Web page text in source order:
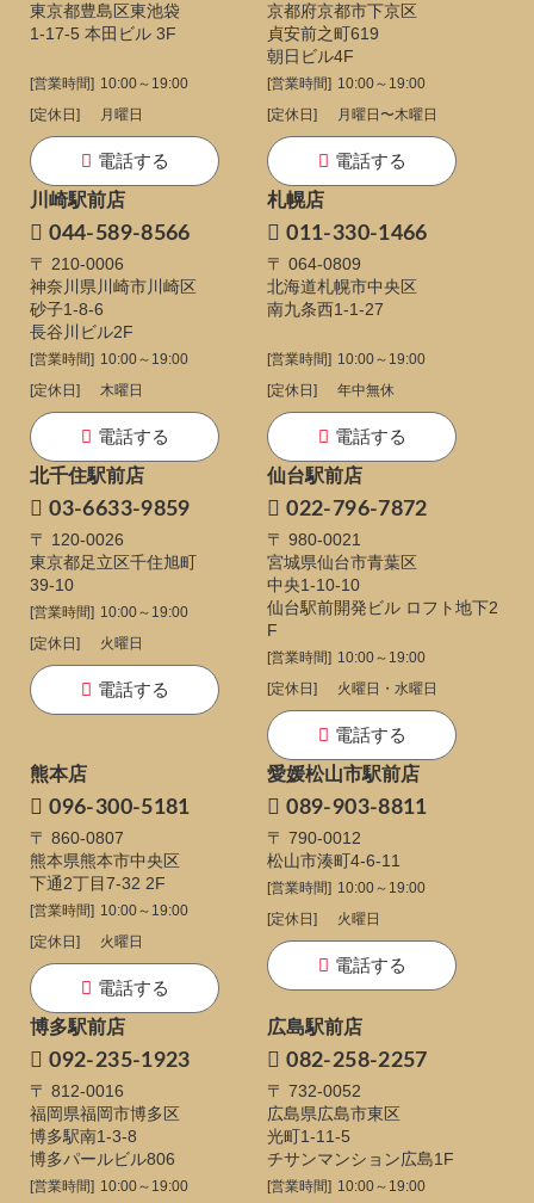
東京都豊島区東池袋
1-17-5 本田ビル 3F
[営業時間] 10:00～19:00
[定休日]
月曜日
電話する
京都府京都市下京区
貞安前之町619
朝日ビル4F
[営業時間] 10:00～19:00
[定休日]
月曜日〜木曜日
電話する
川崎駅前店
044-589-8566
〒 210-0006
神奈川県川崎市川崎区
砂子1-8-6
長谷川ビル2F
[営業時間] 10:00～19:00
[定休日]
木曜日
電話する
札幌店
011-330-1466
〒 064-0809
北海道札幌市中央区
南九条西1-1-27
[営業時間] 10:00～19:00
[定休日]
年中無休
電話する
北千住駅前店
03-6633-9859
〒 120-0026
東京都足立区千住旭町
39-10
[営業時間] 10:00～19:00
[定休日]
火曜日
電話する
仙台駅前店
022-796-7872
〒 980-0021
宮城県仙台市青葉区
中央1-10-10
仙台駅前開発ビル ロフト地下2
F
[営業時間] 10:00～19:00
[定休日]
火曜日・水曜日
電話する
熊本店
096-300-5181
〒 860-0807
熊本県熊本市中央区
下通2丁目7-32 2F
[営業時間] 10:00～19:00
[定休日]
火曜日
電話する
愛媛松山市駅前店
089-903-8811
〒 790-0012
松山市湊町4-6-11
[営業時間] 10:00～19:00
[定休日]
火曜日
電話する
博多駅前店
092-235-1923
〒 812-0016
福岡県福岡市博多区
博多駅南1-3-8
博多パールビル806
[営業時間] 10:00～19:00
広島駅前店
082-258-2257
〒 732-0052
広島県広島市東区
光町1-11-5
チサンマンション広島1F
[営業時間] 10:00～19:00